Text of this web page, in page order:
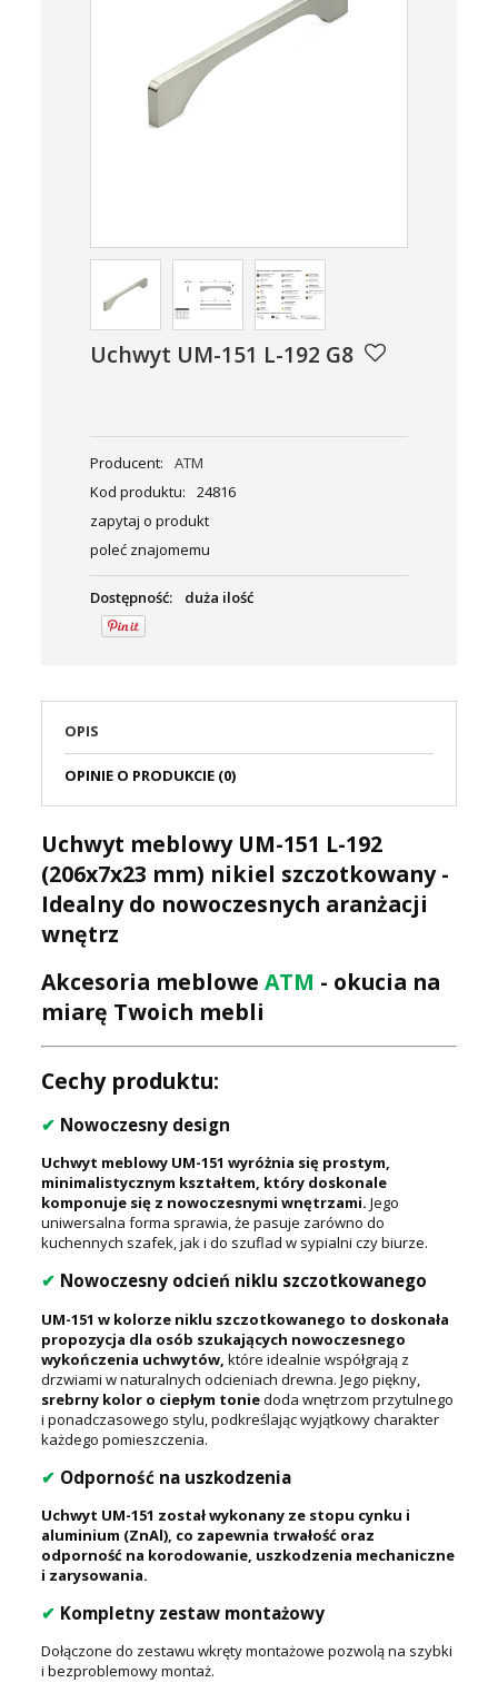
Uchwyt UM-151 L-192 G8
Producent:
ATM
Kod produktu:
24816
zapytaj o produkt
poleć znajomemu
Dostępność: duża ilość
OPIS
OPINIE O PRODUKCIE (0)
Uchwyt meblowy UM-151 L-192
(206x7x23 mm) nikiel szczotkowany -
Idealny do nowoczesnych aranżacji
wnętrz
Akcesoria meblowe ATM - okucia na
miarę Twoich mebli
Cechy produktu:
✔ Nowoczesny design
Uchwyt meblowy UM-151 wyróżnia się prostym,
minimalistycznym kształtem, który doskonale
komponuje się z nowoczesnymi wnętrzami. Jego
uniwersalna forma sprawia, że pasuje zarówno do
kuchennych szafek, jak i do szuflad w sypialni czy biurze.
✔ Nowoczesny odcień niklu szczotkowanego
UM-151 w kolorze niklu szczotkowanego to doskonała
propozycja dla osób szukających nowoczesnego
wykończenia uchwytów, które idealnie współgrają z
drzwiami w naturalnych odcieniach drewna. Jego piękny,
srebrny kolor o ciepłym toniedoda wnętrzom przytulnego
i ponadczasowego stylu, podkreślając wyjątkowy charakter
każdego pomieszczenia.
✔ Odporność na uszkodzenia
Uchwyt UM-151 został wykonany ze stopu cynku i
aluminium (ZnAl), co zapewnia trwałość oraz
odporność na korodowanie, uszkodzenia mechaniczne
i zarysowania.
✔ Kompletny zestaw montażowy
Dołączone do zestawu wkręty montażowe pozwolą na szybki
i bezproblemowy montaż.